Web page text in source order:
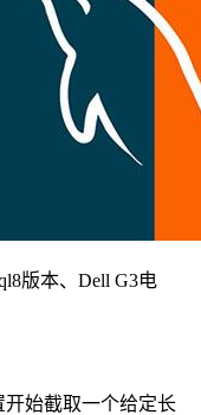
版本、Dell G3电
开始截取一个给定长